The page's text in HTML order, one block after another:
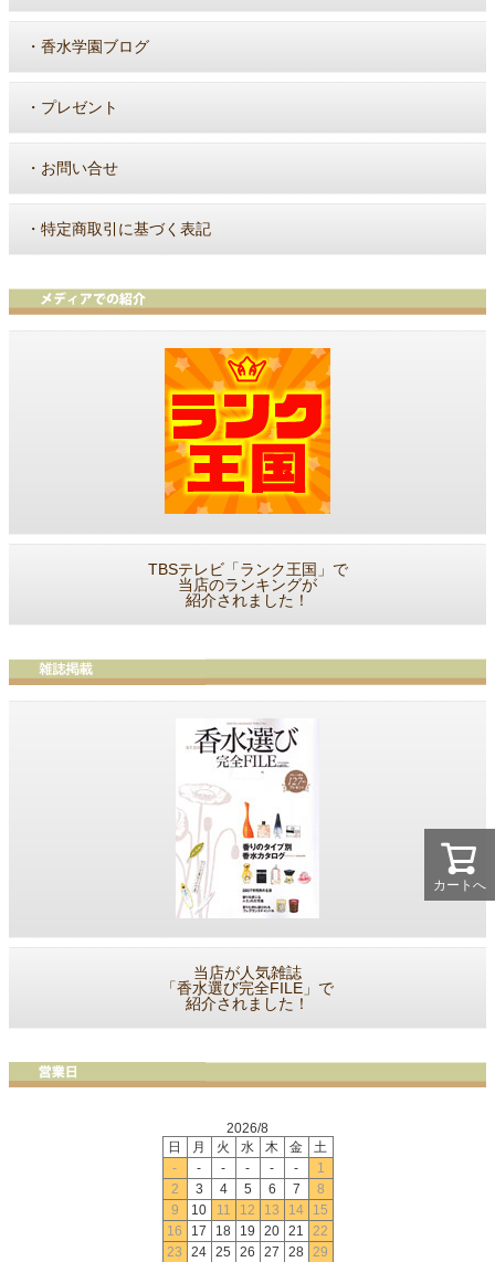
カートへ
・ 香水学園ブログ
・ プレゼント
・ お問い合せ
・ 特定商取引に基づく表記
TBSテレビ「ランク王国」で
当店のランキングが
紹介されました！
当店が人気雑誌
「香水選び完全FILE」で
紹介されました！
2026/8
日
月 火 水 木 金
土
-
- - - - -
1
2
3 4 5 6 7
8
9
10 11 12 13 14
15
16
17 18 19 20 21
22
23
24 25 26 27 28 29